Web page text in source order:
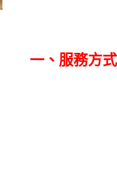
一、 服務方